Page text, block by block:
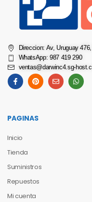
Direccion: Av, Uruguay
WhatsApp: 987 419 290
ventas@darwinc4.sg-
PAGINAS
Inicio
Tienda
Suministros
Repuestos
Mi cuenta